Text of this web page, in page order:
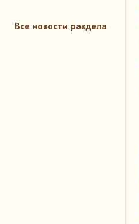
Все новости раздела